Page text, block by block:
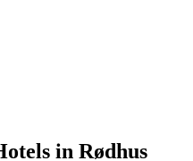
in Rødhus